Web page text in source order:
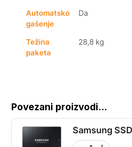
Automatsko
gašenje
Da
Težina
paketa
28,8 kg
Povezani proizvodi...
Samsung